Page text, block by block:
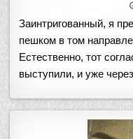
Заинтригованный, я
пешком в том
Естественно, тот
выступили, и уже